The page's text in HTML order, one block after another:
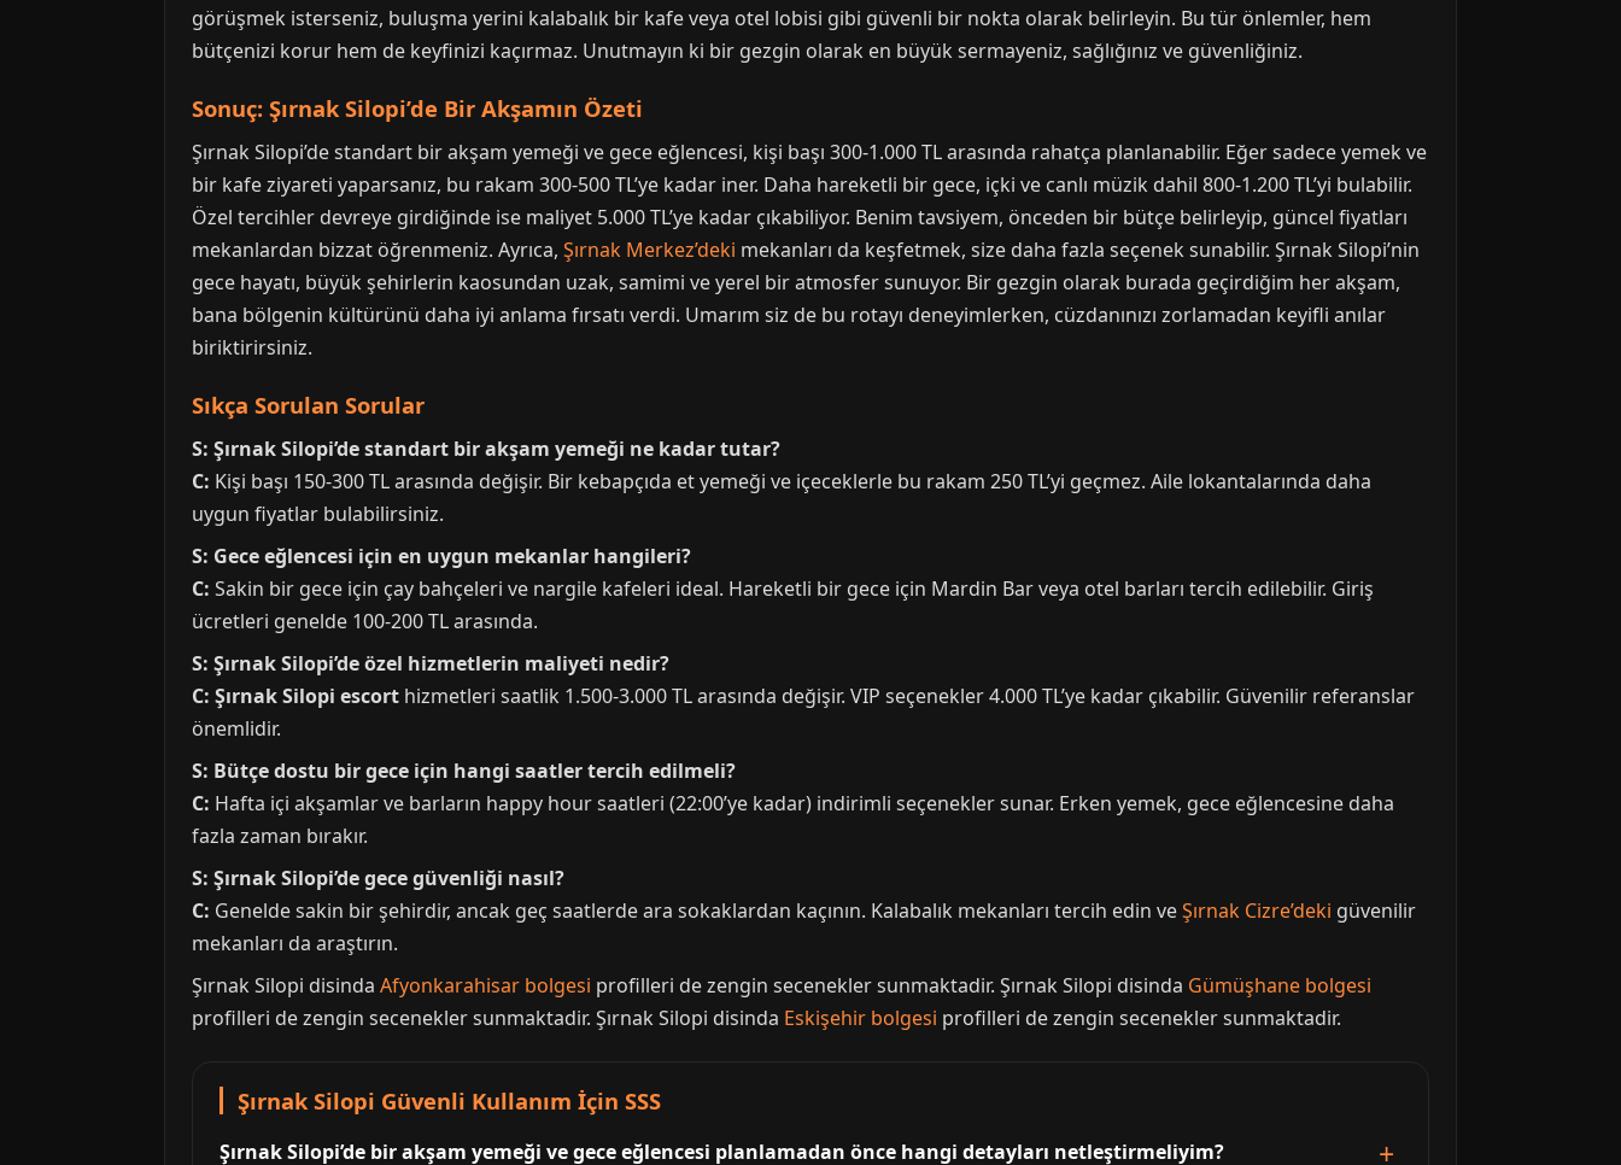
görüşmek isterseniz, buluşma yerini kalabalık bir kafe veya otel lobisi gibi güvenli bir nokta olarak belirleyin. Bu tür önlemler, hem
bütçenizi korur hem de keyfinizi kaçırmaz. Unutmayın ki bir gezgin olarak en büyük sermayeniz, sağlığınız ve güvenliğiniz.
Sonuç: Şırnak Silopi’de Bir Akşamın Özeti
Şırnak Silopi’de standart bir akşam yemeği ve gece eğlencesi, kişi başı 300-1.000 TL arasında rahatça planlanabilir. Eğer sadece yemek ve
bir kafe ziyareti yaparsanız, bu rakam 300-500 TL’ye kadar iner. Daha hareketli bir gece, içki ve canlı müzik dahil 800-1.200 TL’yi bulabilir.
Özel tercihler devreye girdiğinde ise maliyet 5.000 TL’ye kadar çıkabiliyor. Benim tavsiyem, önceden bir bütçe belirleyip, güncel fiyatları
mekanlardan bizzat öğrenmeniz. Ayrıca, Şırnak Merkez’deki mekanları da keşfetmek, size daha fazla seçenek sunabilir. Şırnak Silopi’nin
gece hayatı, büyük şehirlerin kaosundan uzak, samimi ve yerel bir atmosfer sunuyor. Bir gezgin olarak burada geçirdiğim her akşam,
bana bölgenin kültürünü daha iyi anlama fırsatı verdi. Umarım siz de bu rotayı deneyimlerken, cüzdanınızı zorlamadan keyifli anılar
biriktirirsiniz.
Sıkça Sorulan Sorular
S: Şırnak Silopi’de standart bir akşam yemeği ne kadar tutar?
C: Kişi başı 150-300 TL arasında değişir. Bir kebapçıda et yemeği ve içeceklerle bu rakam 250 TL’yi geçmez. Aile lokantalarında daha
uygun fiyatlar bulabilirsiniz.
S: Gece eğlencesi için en uygun mekanlar hangileri?
C: Sakin bir gece için çay bahçeleri ve nargile kafeleri ideal. Hareketli bir gece için Mardin Bar veya otel barları tercih edilebilir. Giriş
ücretleri genelde 100-200 TL arasında.
S: Şırnak Silopi’de özel hizmetlerin maliyeti nedir?
C: Şırnak Silopi escort hizmetleri saatlik 1.500-3.000 TL arasında değişir. VIP seçenekler 4.000 TL’ye kadar çıkabilir. Güvenilir referanslar
önemlidir.
S: Bütçe dostu bir gece için hangi saatler tercih edilmeli?
C: Hafta içi akşamlar ve barların happy hour saatleri (22:00’ye kadar) indirimli seçenekler sunar. Erken yemek, gece eğlencesine daha
fazla zaman bırakır.
S: Şırnak Silopi’de gece güvenliği nasıl?
C: Genelde sakin bir şehirdir, ancak geç saatlerde ara sokaklardan kaçının. Kalabalık mekanları tercih edin veŞırnak Cizre’deki güvenilir
mekanları da araştırın.
Şırnak Silopi disinda Afyonkarahisar bolgesi profilleri de zengin secenekler sunmaktadir. Şırnak Silopi disinda Gümüşhane bolgesi
profilleri de zengin secenekler sunmaktadir. Şırnak Silopi disinda Eskişehir bolgesi profilleri de zengin secenekler sunmaktadir.
Şırnak Silopi Güvenli Kullanım İçin SSS
Şırnak Silopi’de bir akşam yemeği ve gece eğlencesi planlamadan önce hangi detayları netleştirmeliyim?